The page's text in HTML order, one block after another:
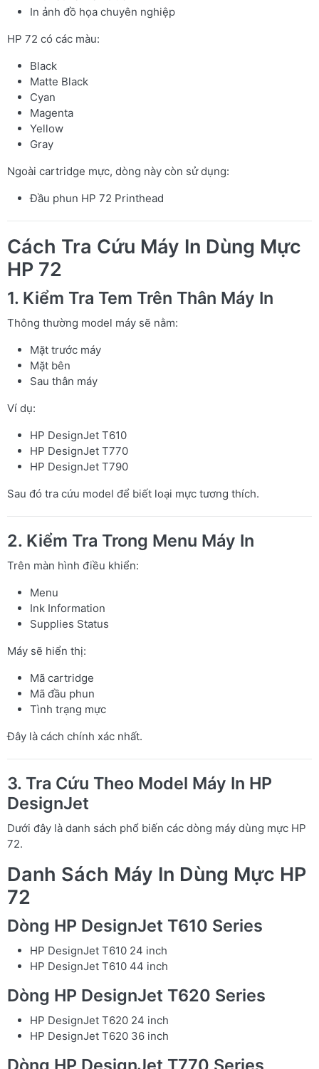
In ảnh đồ họa chuyên nghiệp
HP 72 có các màu:
Black
Matte Black
Cyan
Magenta
Yellow
Gray
Ngoài cartridge mực, dòng này còn sử dụng:
Đầu phun HP 72 Printhead
Cách Tra Cứu Máy In Dùng Mực
HP 72
1. Kiểm Tra Tem Trên Thân Máy In
Thông thường model máy sẽ nằm:
Mặt trước máy
Mặt bên
Sau thân máy
Ví dụ:
HP DesignJet T610
HP DesignJet T770
HP DesignJet T790
Sau đó tra cứu model để biết loại mực tương thích.
2. Kiểm Tra Trong Menu Máy In
Trên màn hình điều khiển:
Menu
Ink Information
Supplies Status
Máy sẽ hiển thị:
Mã cartridge
Mã đầu phun
Tình trạng mực
Đây là cách chính xác nhất.
3. Tra Cứu Theo Model Máy In HP
DesignJet
Dưới đây là danh sách phổ biến các dòng máy dùng mực HP
72.
Danh Sách Máy In Dùng Mực HP
72
Dòng HP DesignJet T610 Series
HP DesignJet T610 24 inch
HP DesignJet T610 44 inch
Dòng HP DesignJet T620 Series
HP DesignJet T620 24 inch
HP DesignJet T620 36 inch
Dòng HP DesignJet T770 Series